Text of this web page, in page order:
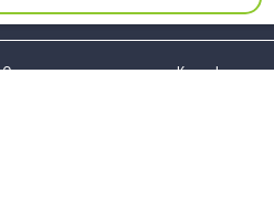
О компании
Как оформить